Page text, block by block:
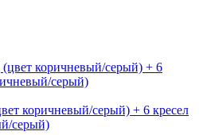
коричневый/серый) + 6 кресел
серый)